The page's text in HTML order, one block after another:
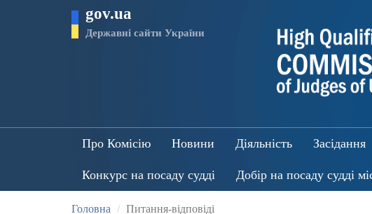
gov.ua
Державні сайти України
Про Комісію Новини Діяльність Засідання
Конкурс на посаду судді Добір на посаду судді
Головна Питання-відповіді